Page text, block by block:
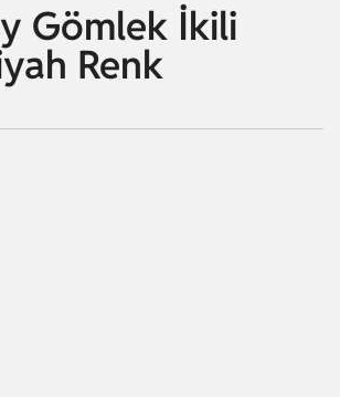
Gömlek İkili
Renk